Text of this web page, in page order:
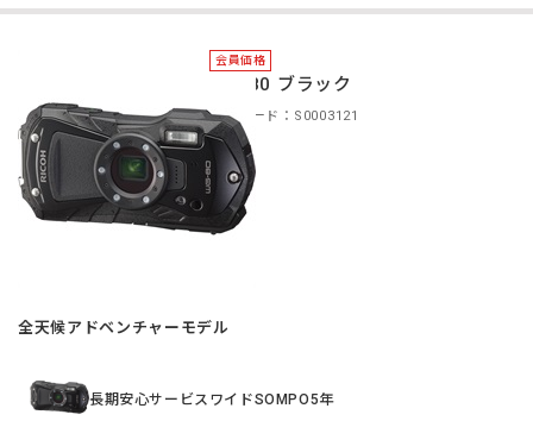
会員価格
WG-80 ブラック
商品コード：S0003121
全天候アドベンチャーモデル
長期安心サービスワイドSOMPO5年